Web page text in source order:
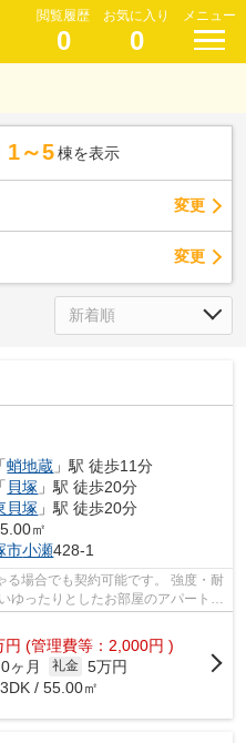
閲覧履歴
0
お気に入り
0
メニュー
1～5 棟を表示
変更
変更
「蛸地蔵 」駅 徒歩11分
「 貝塚 」駅 徒歩20分
貝塚 」駅 徒歩20分
㎡
市小瀬428-1
る場合でも契約可能です。 強度・耐
ゆったりとしたお部屋のアパートで
円 (管理費等：2,000円 )
0ヶ月 礼金 5万円
/ 55.00㎡